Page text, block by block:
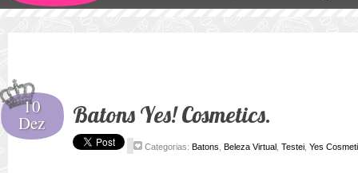
10
Dez Batons Yes! Cosmetics.
Categorias: Batons Beleza Virtual Testei Yes